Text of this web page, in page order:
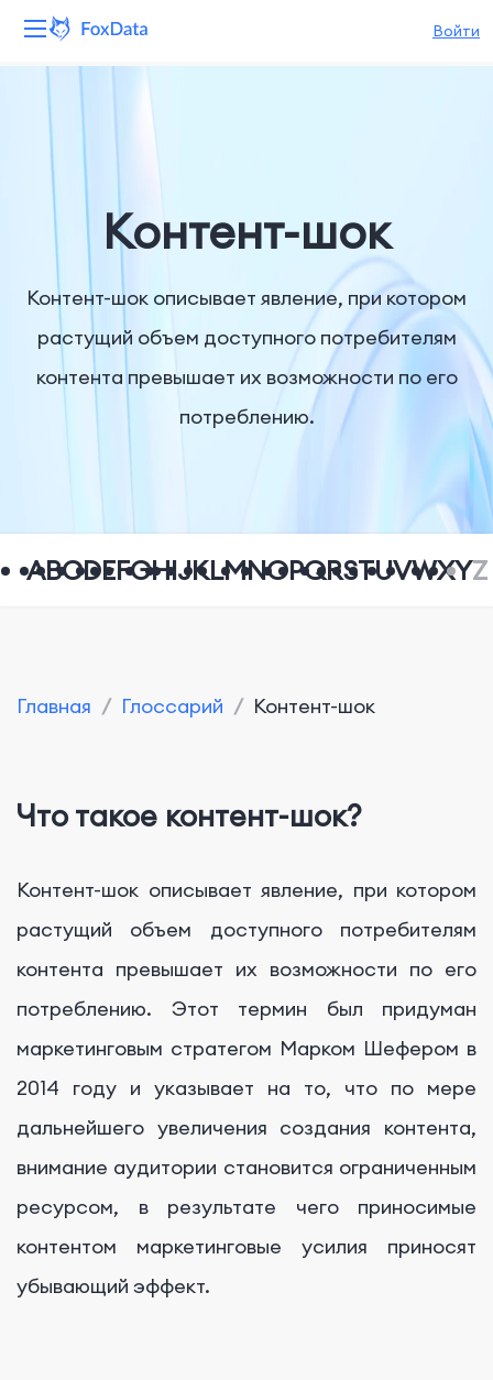
Войти
Решения
Ресурсы
Цены
Компания
Контент-шок
Контент-шок описывает явление, при котором
растущий объем доступного потребителям
контента превышает их возможности по его
потреблению.
ABCDEFGHIJKLMNOPQRSTUVWXYZ
Главная / Глоссарий / Контент-шок
Что такое контент-шок?
Контент-шок описывает явление, при котором
растущий объем доступного потребителям
контента превышает их возможности по его
потреблению. Этот термин был придуман
маркетинговым стратегом Марком Шефером в
2014 году и указывает на то, что по мере
дальнейшего увеличения создания контента,
внимание аудитории становится ограниченным
ресурсом, в результате чего приносимые
контентом маркетинговые усилия приносят
убывающий эффект.